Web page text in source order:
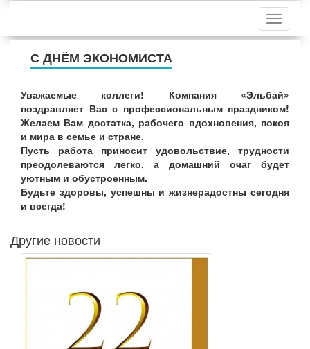
Меню
С ДНЁМ ЭКОНОМИСТА
Уважаемые коллеги! Компания «Эльбай»
поздравляет Вас с профессиональным праздником!
Желаем Вам достатка, рабочего вдохновения, покоя
и мира в семье и стране.
Пусть работа приносит удовольствие, трудности
преодолеваются легко, а домашний очаг будет
уютным и обустроенным.
Будьте здоровы, успешны и жизнерадостны сегодня
и всегда!
Другие новости